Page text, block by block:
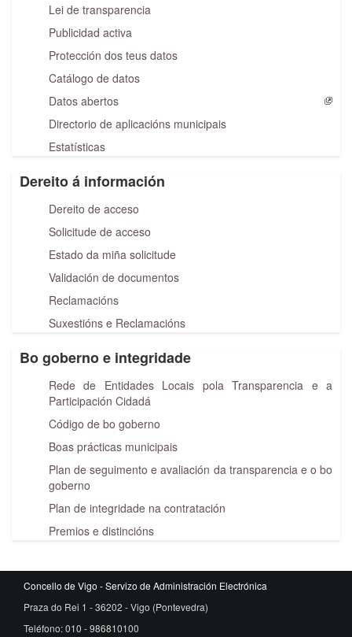
Lei de transparencia
Publicidad activa
Protección dos teus datos
Catálogo de datos
Datos abertos
Directorio de aplicacións municipais
Estatísticas
Dereito á información
Dereito de acceso
Solicitude de acceso
Estado da miña solicitude
Validación de documentos
Reclamacións
Suxestións e Reclamacións
Bo goberno e integridade
Rede de Entidades Locais pola Transparencia e a
Participación Cidadá
Código de bo goberno
Boas prácticas municipais
Plan de seguimento e avaliación da transparencia e o bo
goberno
Plan de integridade na contratación
Premios e distincións
Concello de Vigo - Servizo de Administración Electrónica
Praza do Rei 1 - 36202 - Vigo (Pontevedra)
Teléfono: 010 - 986810100